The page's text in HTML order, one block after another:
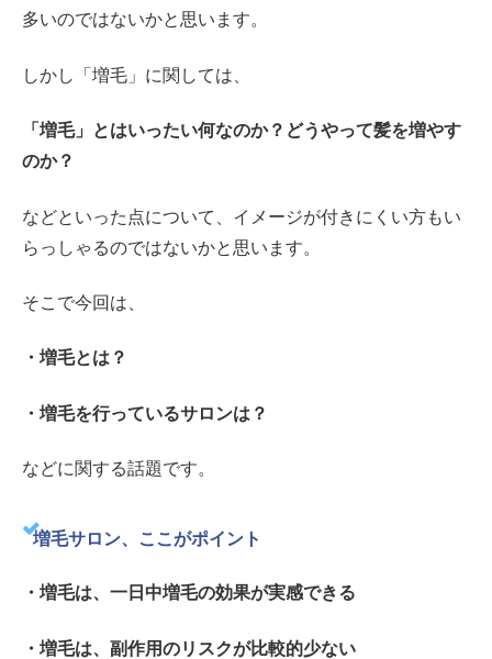
多いのではないかと思います。
しかし「増毛」に関しては、
「増毛」とはいったい何なのか？どうやって髪を増やす
のか？
などといった点について、イメージが付きにくい方もい
らっしゃるのではないかと思います。
そこで今回は、
・増毛とは？
・増毛を行っているサロンは？
などに関する話題です。
増毛サロン、ここがポイント
・増毛は、一日中増毛の効果が実感できる
・増毛は、副作用のリスクが比較的少ない